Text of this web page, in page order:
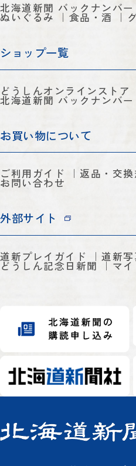
北海道新聞 バックナンバー
ぬいぐるみ 食品・酒
ショップ一覧
どうしんオンラインストア
北海道新聞 バックナンバー
お買い物について
ご利用ガイド 返品・交換
お問い合わせ
外部サイト
道新プレイガイド 道新
どうしん記念日新聞 マ